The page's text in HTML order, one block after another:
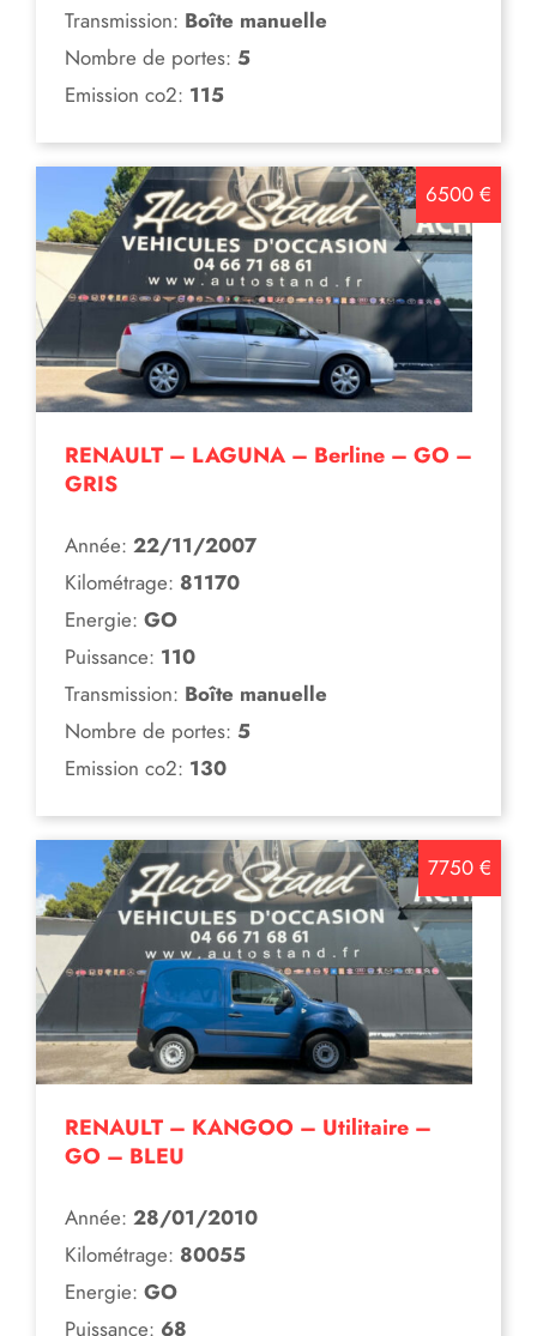
Transmission: Boîte manuelle
Nombre de portes: 5
Emission co2: 115
RENAULT – LAGUNA – Berline – GO –
GRIS
6500 €
Année: 22/11/2007
Kilométrage: 81170
Energie: GO
Puissance: 110
Transmission: Boîte manuelle
Nombre de portes: 5
Emission co2: 130
RENAULT – KANGOO – Utilitaire –
GO – BLEU
7750 €
Année: 28/01/2010
Kilométrage: 80055
Energie: GO
Puissance: 68